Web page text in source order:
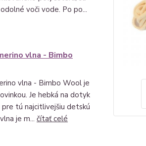
voči vode. Po po...
vlna - Bimbo
vlna - Bimbo Wool je
Je hebká na dotyk
pre tú najcitlivejšiu detskú
je m... čítať celé